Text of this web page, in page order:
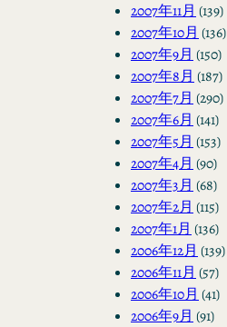
2007年11月 (139)
2007年10月 (136)
2007年9月 (150)
2007年8月 (187)
2007年7月 (290)
2007年6月 (141)
2007年5月 (153)
2007年4月 (90)
2007年3月 (68)
2007年2月 (115)
2007年1月 (136)
2006年12月 (139)
2006年11月 (57)
2006年10月 (41)
2006年9月 (91)